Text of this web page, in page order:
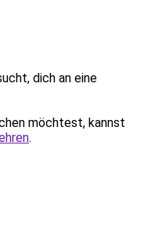
dich an eine
möchtest, kannst
.